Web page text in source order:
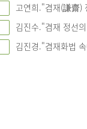
고연희."겸재(謙齋)
김진수."겸재 정선
김진경."겸재화법